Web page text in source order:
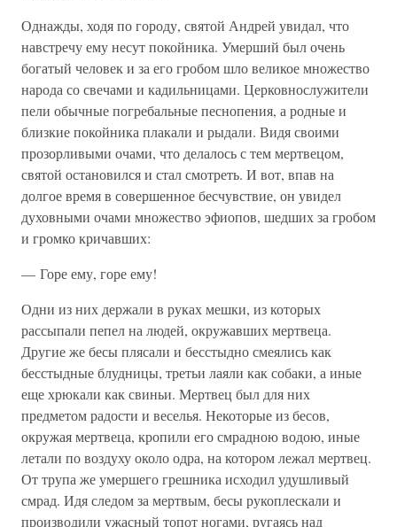
Однажды, ходя по городу, святой Андрей увидал, что
навстречу ему несут покойника. Умерший был очень
богатый человек и за его гробом шло великое множество
народа со свечами и кадильницами. Церковнослужители
пели обычные погребальные песнопения, а родные и
близкие покойника плакали и рыдали. Видя своими
прозорливыми очами, что делалось с тем мертвецом,
святой остановился и стал смотреть. И вот, впав на
долгое время в совершенное бесчувствие, он увидел
духовными очами множество эфиопов, шедших за гробом
и громко кричавших:
— Горе ему, горе ему!
Одни из них держали в руках мешки, из которых
рассыпали пепел на людей, окружавших мертвеца.
Другие же бесы плясали и бесстыдно смеялись как
бесстыдные блудницы, третьи лаяли как собаки, а иные
еще хрюкали как свиньи. Мертвец был для них
предметом радости и веселья. Некоторые из бесов,
окружая мертвеца, кропили его смрадною водою, иные
летали по воздуху около одра, на котором лежал мертвец.
От трупа же умершего грешника исходил удушливый
смрад. Идя следом за мертвым, бесы рукоплескали и
производили ужасный топот ногами, ругаясь над